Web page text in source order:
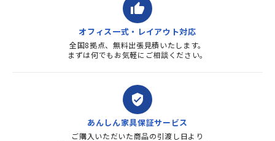
thumb_up
オフィス一式・レイアウト対応
全国8拠点、無料出張見積いたします。
まずは何でもお気軽にご相談ください。
verified_user
あんしん家具保証サービス
ご購入いただいた商品の引渡し日より